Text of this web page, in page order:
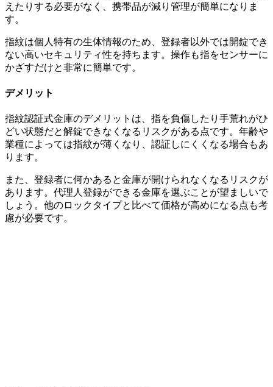
えたりする必要がなく、携帯品が減り管理が簡単になりま
す。
指紋は個人特有の生体情報のため、登録者以外では開錠でき
ない高いセキュリティ性を持ちます。操作も指をセンサーに
かざすだけと非常に簡単です。
デメリット
指紋認証式金庫のデメリットは、指を負傷したり手荒れがひ
どい状態だと解錠できなくなるリスクがある点です。年齢や
業種によっては指紋が薄くなり、認証しにくくなる場合もあ
ります。
また、登録者に何かあると金庫が開けられなくなるリスクが
あります。代理人登録ができる金庫を選ぶことが望ましいで
しょう。他のロックタイプと比べて価格が高めになる点も考
慮が必要です。